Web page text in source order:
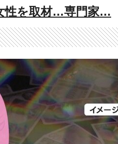
性を取材…専門家…